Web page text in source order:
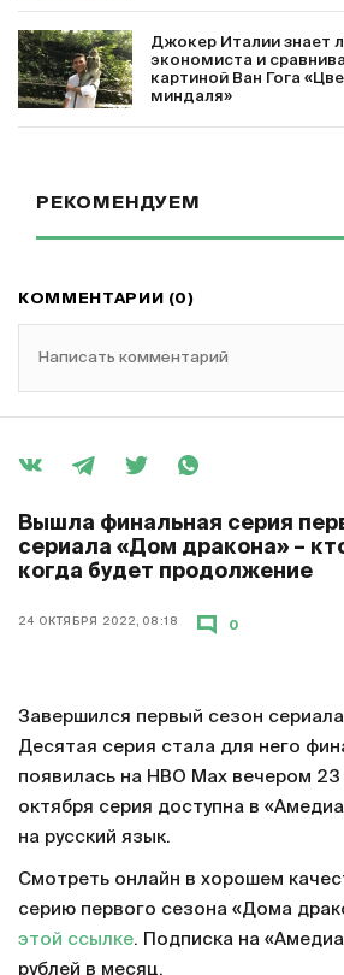
Джокер Италии знает
экономиста и
картиной Ван Гога
миндаля»
РЕКОМЕНДУЕМ
КОММЕНТАРИИ (0)
Написать комментарий
Вышла финальная серия
сериала «Дом дракона» –
когда будет продолжение
24 ОКТЯБРЯ 2022, 08:18 0
Завершился первый сезон сериала
Десятая серия стала для него
появилась на HBO Max вечером
октября серия доступна в
на русский язык.
Смотреть онлайн в хорошем
серию первого сезона «Дома
этой ссылке. Подписка на
рублей в месяц.